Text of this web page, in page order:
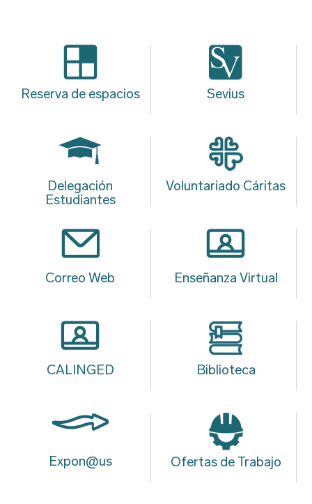
Reserva de espacios Sevius
Delegación
Estudiantes
Voluntariado Cáritas
Correo Web Enseñanza Virtual
CALINGED Biblioteca
Expon@us Ofertas de Trabajo